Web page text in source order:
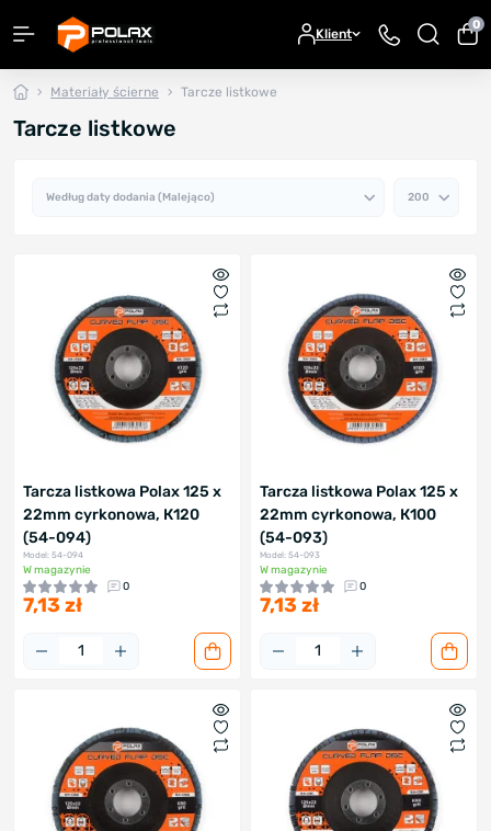
Klient
0
Materiały ścierne Tarcze listkowe
Tarcze listkowe
Tarcza listkowa Polax 125 х
22mm cyrkonowa, К120
(54-094)
Model: 54-094
W magazynie
0
7,13 zł
Tarcza listkowa Polax 125 х
22mm cyrkonowa, К100
(54-093)
Model: 54-093
W magazynie
0
7,13 zł